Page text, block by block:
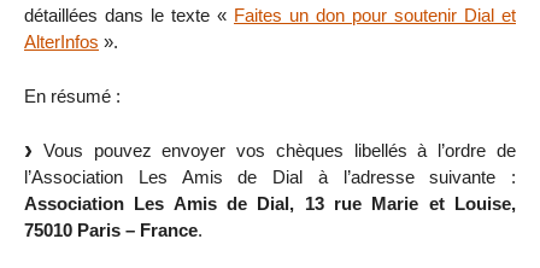
détaillées dans le texte « Faites un don pour soutenir Dial et
AlterInfos ».
En résumé :
Vous pouvez envoyer vos chèques libellés à l’ordre de
l’Association Les Amis de Dial à l’adresse suivante :
Association Les Amis de Dial, 13 rue Marie et Louise,
75010 Paris – France.